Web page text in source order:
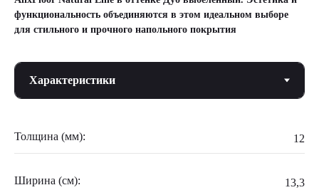
функциональность объединяются в этом идеальном выборе
для стильного и прочного напольного покрытия
Толщина (мм): 12
Ширина (см): 13,3